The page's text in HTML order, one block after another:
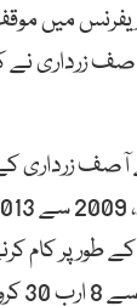
میں
زرداری
زرداری کے
طور پر کام
احمد